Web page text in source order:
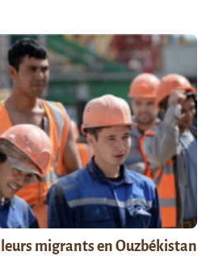
migrants en Ouzbékistan